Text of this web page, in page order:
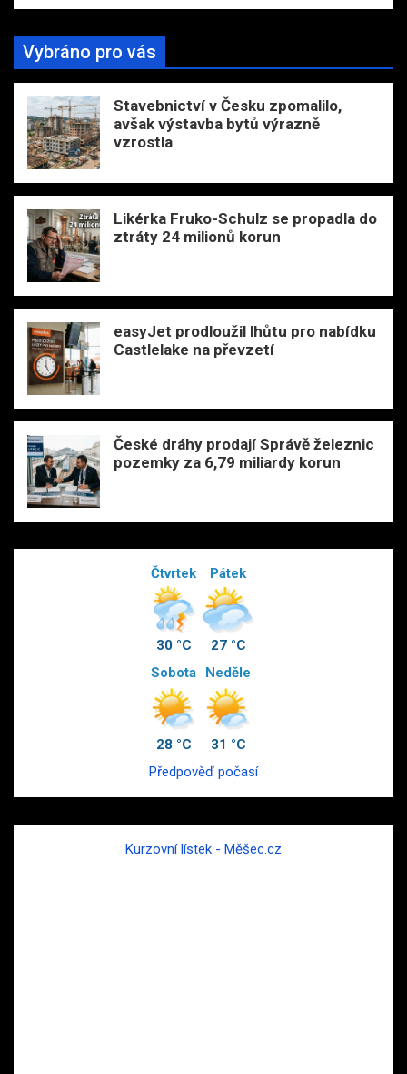
Vybráno pro vás
Stavebnictví v Česku zpomalilo,
avšak výstavba bytů výrazně
vzrostla
Likérka Fruko-Schulz se propadla do
ztráty 24 milionů korun
easyJet prodloužil lhůtu pro nabídku
Castlelake na převzetí
České dráhy prodají Správě železnic
pozemky za 6,79 miliardy korun
Čtvrtek
30 °C
Pátek
27 °C
Sobota
28 °C
Neděle
31 °C
Předpověď počasí
Kurzovní lístek - Měšec.cz